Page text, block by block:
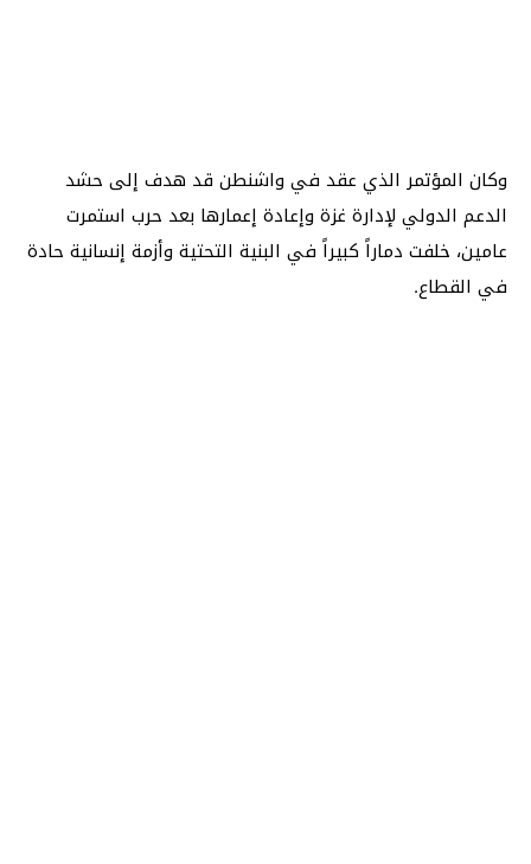
وكان المؤتمر الذي عقد في واشنطن قد هدف إلى حشد
الدعم الدولي لإدارة غزة وإعادة إعمارها بعد حرب استمرت
عامين، خلفت دماراً كبيراً في البنية التحتية وأزمة إنسانية حادة
في القطاع.